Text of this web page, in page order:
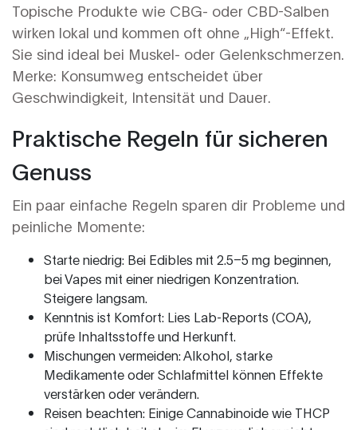
Topische Produkte wie CBG- oder CBD-Salben
wirken lokal und kommen oft ohne „High“-Effekt.
Sie sind ideal bei Muskel- oder Gelenkschmerzen.
Merke: Konsumweg entscheidet über
Geschwindigkeit, Intensität und Dauer.
Praktische Regeln für sicheren
Genuss
Ein paar einfache Regeln sparen dir Probleme und
peinliche Momente:
Starte niedrig: Bei Edibles mit 2.5–5 mg beginnen,
bei Vapes mit einer niedrigen Konzentration.
Steigere langsam.
Kenntnis ist Komfort: Lies Lab-Reports (COA),
prüfe Inhaltsstoffe und Herkunft.
Mischungen vermeiden: Alkohol, starke
Medikamente oder Schlafmittel können Effekte
verstärken oder verändern.
Reisen beachten: Einige Cannabinoide wie THCP